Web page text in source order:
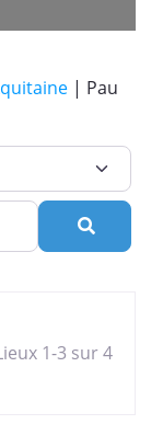
| Pau
1-3 sur 4